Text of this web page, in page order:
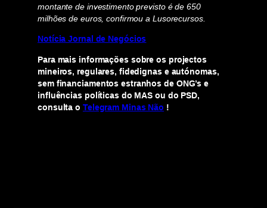
montante de investimento previsto é de 650
milhões de euros, confirmou a Lusorecursos.
Notícia Jornal de Negócios
Para mais informações sobre os projectos
mineiros, regulares, fidedignas e autónomas,
sem financiamentos estranhos de ONG’s e
influências políticas do MAS ou do PSD,
consulta o Telegram Minas Não !